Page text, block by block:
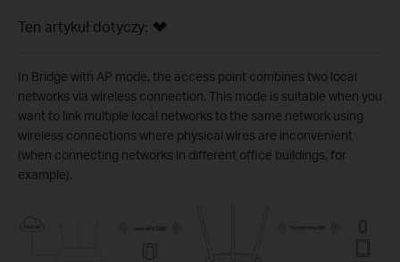
Ten artykuł dotyczy:
In Bridge with AP mode, the access point combines two local
networks via wireless connection. This mode is suitable when you
want to link multiple local networks to the same network using
wireless connections where physical wires are inconvenient
(when connecting networks in different office buildings, for
example).